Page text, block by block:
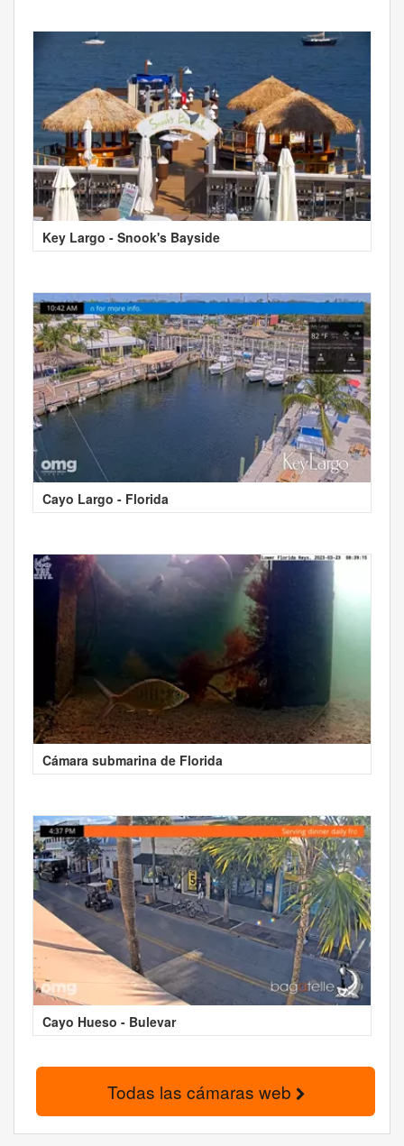
Key Largo - Snook's Bayside
Cayo Largo - Florida
Cámara submarina de Florida
Cayo Hueso - Bulevar
Todas las cámaras web